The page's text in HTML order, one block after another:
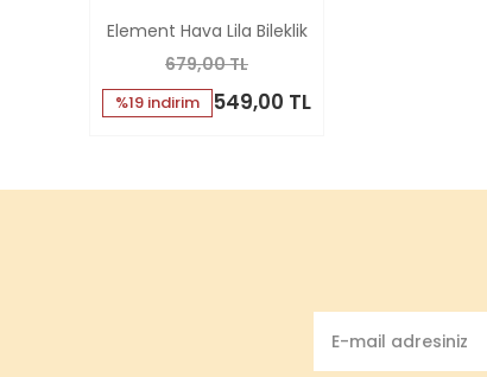
Element Hava Lila Bileklik
679,00 TL
%19 indirim 549,00 TL